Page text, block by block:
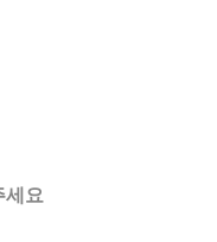
세요